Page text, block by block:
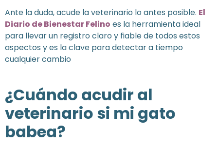
Ante la duda, acude la veterinario lo antes posible. El
Diario de Bienestar Felino es la herramienta ideal
para llevar un registro claro y fiable de todos estos
aspectos y es la clave para detectar a tiempo
cualquier cambio
¿Cuándo acudir al
veterinario si mi gato
babea?